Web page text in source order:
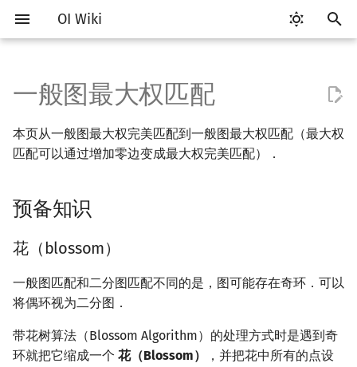
OI Wiki
开
Getting Started
关于本项目
数学符号表
F.A.Q.
比赛相关简介
赛事
OI 赛事与赛制
ICPC/CCPC 赛事与赛制
题型概述
交互题
技巧
读入、输出优化
分段打表
出题
工具软件简介
代码编辑工具
Vim
Emacs
Kate
评测工具简介
Arbiter
编译器
WSL (Windows 10)
Testlib 简介
通用
语言基础简介
C++ 基础
Hello, World!
C++ 语法基础
函数
C++ 标准库简介
STL 容器
类
命名空间
新版 C++ 特性
Pascal 转 C++ 急救
Python 速成
算法基础简介
复杂度
复杂度简介
均摊复杂度
贪心
排序
排序简介
选择排序
快速排序
搜索部分简介
DFS（搜索）
A*
迭代加深搜索
动态规划部分简介
动态规划基础
DAG 上的 DP
树形 DP
DP 优化简介
单调队列/单调栈优化
状态设计优化
字符串部分简介
字符串基础
字典树 (Trie)
前缀函数与 KMP 算法
后缀数组简介
最优原地后缀排序算法
数学部分简介
布尔代数
数字系统简介
进位制
高精度计算
快速幂
数论基础
模算术简介
分解质因数
多项式与生成函数简介
代数基本定理
多项式牛顿迭代
排列组合
抽屉原理
斯特林数
线性代数简介
向量
线性空间
线性规划基础
单纯形法
基本概念
群论
基本概念
条件概率与独立性
博弈论简介
公平组合游戏
插值
数值积分
数据结构部分简介
栈
并查集
并查集
并查集复杂度
堆
堆简介
二叉堆
分块思想
块状数组
线段树基础
线段树合并 & 分裂
值
二叉搜索树 & 平衡树
Treap
Size Balanced Tree
可持久化数据结构简介
可持久化线段树
线段树套线段树
平衡树套线段树
Link Cut Tree
全局平衡二叉树
树基础
树的直径
树链剖分
树上启发式合并
最短路
差分约束
最小生成树
最小树形图
强连通分量
双连通分量
网络流简介
最大流
Stoer–Wagner 算法
预备知识
花（blossom）
等边（Equality Edge）
一般图最大权完美匹配的线性
定义
对偶问题
计算几何部分简介
二维计算几何基础
三角剖分
凸包
杂项简介
离散化
离线算法简介
CDQ 分治
随机化
随机函数
随机化技巧
悬线法
并查集应用
一般图最大权匹配
本页从一般图最大权完美匹配到一般图最大权匹配（最大权
匹配可以通过增加零边变成最大权完美匹配）．
预备知识
花（blossom）
一般图匹配和二分图匹配不同的是，图可能存在奇环．可以
将偶环视为二分图．
带花树算法（Blossom Algorithm）的处理方式时是遇到奇
环就把它缩成一个 花（Blossom）
，并把花中所有的点设